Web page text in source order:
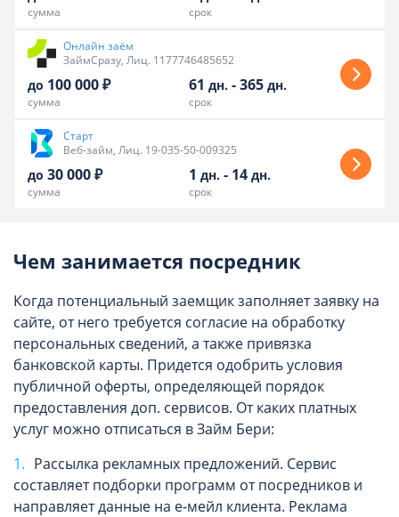
сумма срок
Онлайн заём
ЗаймСразу, Лиц. 1177746485652
до 100 000 ₽
сумма
61 дн.-365дн.
срок
Старт
Веб-займ, Лиц. 19-035-50-009325
до 30 000 ₽
сумма
1 дн.- 14дн.
срок
Чем занимается посредник
Когда потенциальный заемщик заполняет заявку на
сайте, от него требуется согласие на обработку
персональных сведений, а также привязка
банковской карты. Придется одобрить условия
публичной оферты, определяющей порядок
предоставления доп. сервисов. От каких платных
услуг можно отписаться в Займ Бери:
Рассылка рекламных предложений. Сервис
составляет подборки программ от посредников и
направляет данные на е-мейл клиента. Реклама